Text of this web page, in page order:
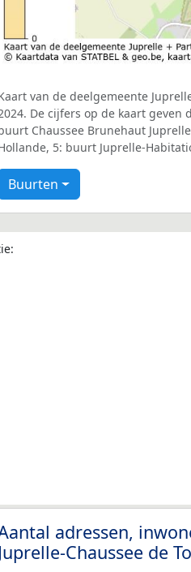
van de deelgemeente
De cijfers op de kaart
Chaussee Brunehaut
5: buurt Juprelle-
Buurten
adressen,
Juprelle-Chaussee de